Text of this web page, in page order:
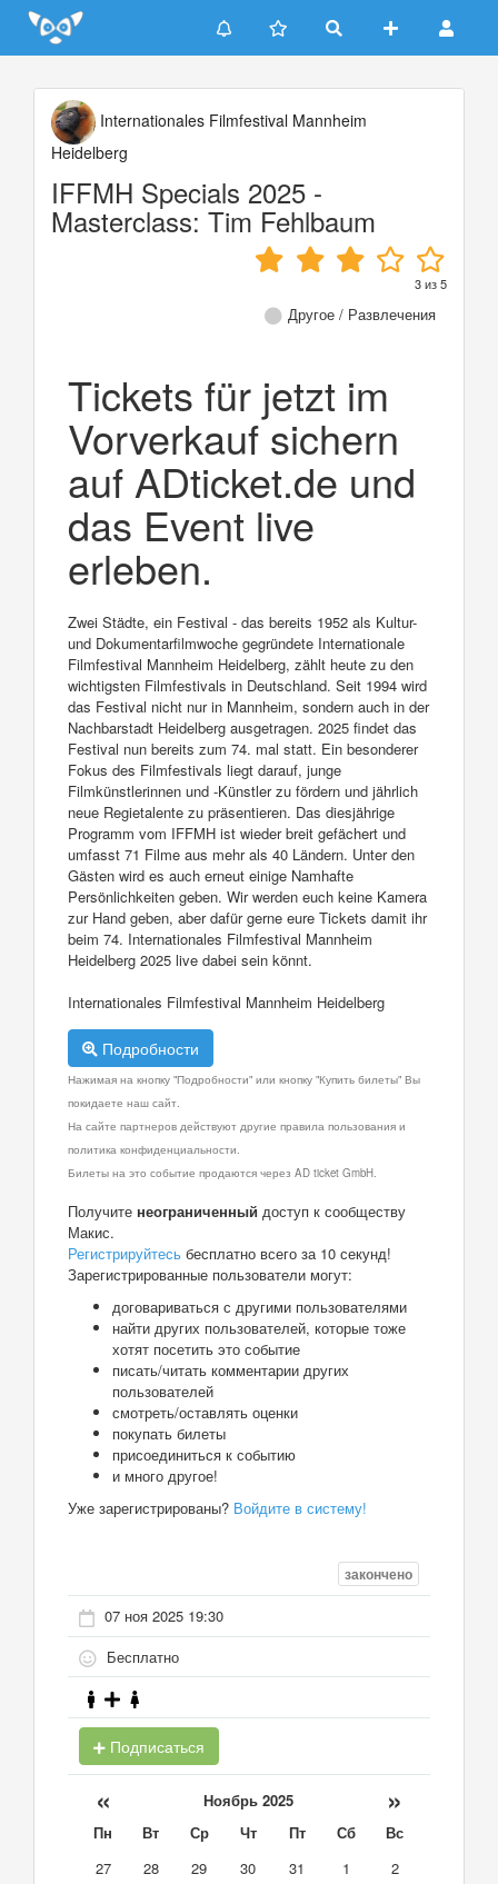
Update cookies preferences
Internationales Filmfestival Mannheim
Heidelberg
IFFMH Specials 2025 -
Masterclass: Tim Fehlbaum
3из5
Другое / Развлечения
Tickets für jetzt im
Vorverkauf sichern
auf ADticket.de und
das Event live
erleben.
Zwei Städte, ein Festival - das bereits 1952 als Kultur-
und Dokumentarfilmwoche gegründete Internationale
Filmfestival Mannheim Heidelberg, zählt heute zu den
wichtigsten Filmfestivals in Deutschland. Seit 1994 wird
das Festival nicht nur in Mannheim, sondern auch in der
Nachbarstadt Heidelberg ausgetragen. 2025 findet das
Festival nun bereits zum 74. mal statt. Ein besonderer
Fokus des Filmfestivals liegt darauf, junge
Filmkünstlerinnen und -Künstler zu fördern und jährlich
neue Regietalente zu präsentieren. Das diesjährige
Programm vom IFFMH ist wieder breit gefächert und
umfasst 71 Filme aus mehr als 40 Ländern. Unter den
Gästen wird es auch erneut einige Namhafte
Persönlichkeiten geben. Wir werden euch keine Kamera
zur Hand geben, aber dafür gerne eure Tickets damit ihr
beim 74. Internationales Filmfestival Mannheim
Heidelberg 2025 live dabei sein könnt.
Internationales Filmfestival Mannheim Heidelberg
Подробности
Нажимая на кнопку "Подробности" или кнопку "Купить билеты" Вы
покидаете наш сайт.
На сайте партнеров действуют другие правила пользования и
политика конфиденциальности.
Билеты на это событие продаются через AD ticket GmbH.
Получите неограниченный доступ к сообществу
Макис.
Регистрируйтесь бесплатно всего за 10 секунд!
Зарегистрированные пользователи могут:
договариваться с другими пользователями
найти других пользователей, которые тоже
хотят посетить это событие
писать/читать комментарии других
пользователей
смотреть/оставлять оценки
покупать билеты
присоединиться к событию
и много другое!
Уже зарегистрированы? Войдите в систему!
закончено
07 ноя 2025 19:30
Бесплатно
Подписаться
« Ноябрь 2025 »
Пн Вт Ср Чт Пт Сб
Вс
27
28 29 30 31 1
2